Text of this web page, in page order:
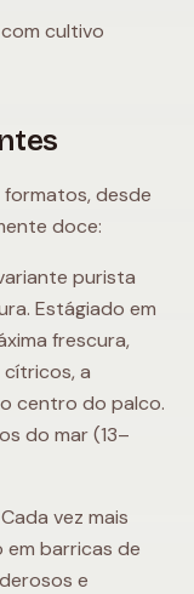
cultivo
desde
doce:
purista
Estágiado em
frescura,
cítricos, a
centro do palco.
do mar (13–
Cada vez mais
barricas de
e